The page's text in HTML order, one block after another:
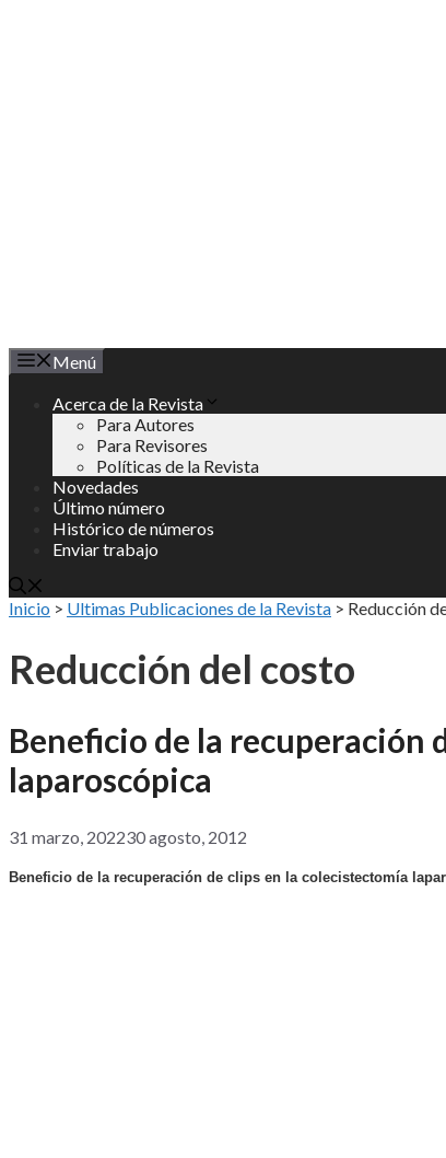
Menú
Acerca de la Revista
Para Autores
Para Revisores
Políticas de la Revista
Novedades
Último número
Histórico de números
Enviar trabajo
Inicio > Ultimas Publicaciones de la Revista > Reducción
Reducción del costo
Beneficio de la recuperación
laparoscópica
31 marzo, 202230 agosto, 2012
Beneficio de la recuperación de clips en la colecistectomía